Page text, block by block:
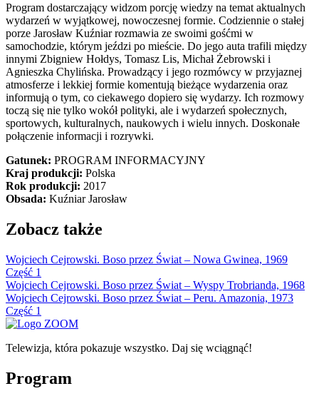
Program dostarczający widzom porcję wiedzy na temat aktualnych
wydarzeń w wyjątkowej, nowoczesnej formie. Codziennie o stałej
porze Jarosław Kuźniar rozmawia ze swoimi gośćmi w
samochodzie, którym jeździ po mieście. Do jego auta trafili między
innymi Zbigniew Hołdys, Tomasz Lis, Michał Żebrowski i
Agnieszka Chylińska. Prowadzący i jego rozmówcy w przyjaznej
atmosferze i lekkiej formie komentują bieżące wydarzenia oraz
informują o tym, co ciekawego dopiero się wydarzy. Ich rozmowy
toczą się nie tylko wokół polityki, ale i wydarzeń społecznych,
sportowych, kulturalnych, naukowych i wielu innych. Doskonałe
połączenie informacji i rozrywki.
Gatunek: PROGRAM INFORMACYJNY
Kraj produkcji: Polska
Rok produkcji: 2017
Obsada: Kuźniar Jarosław
Zobacz także
Wojciech Cejrowski. Boso przez Świat – Nowa Gwinea, 1969
Część 1
Wojciech Cejrowski. Boso przez Świat – Wyspy Trobrianda, 1968
Wojciech Cejrowski. Boso przez Świat – Peru. Amazonia, 1973
Część 1
Telewizja, która pokazuje wszystko. Daj się wciągnąć!
Program